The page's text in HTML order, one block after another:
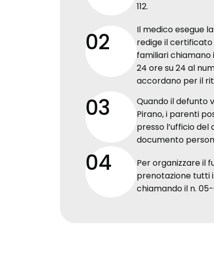
112.
02
Il medico esegue
redige il
familiari chiamano
24 ore su 24 al
accordano per il
03
Quando il defunto
Pirano, i parenti
presso l’ufficio
documento
04
Per organizzare il
prenotazione tutti i
chiamando il n. 05-